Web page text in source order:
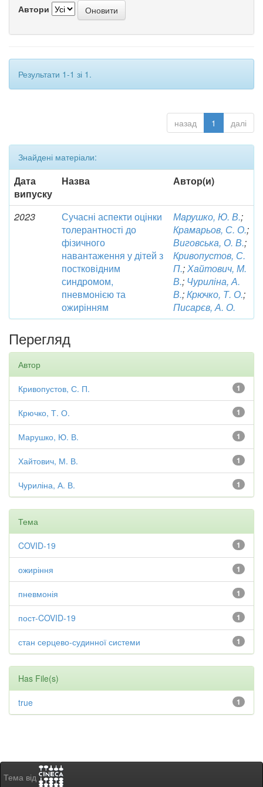
Автори
Результати 1-1 зі 1.
назад 1 далі
Знайдені матеріали:
Дата
випуску
Назва Автор(и)
2023
Сучасні аспекти оцінки
толерантності до
фізичного
навантаження у дітей з
постковідним
синдромом,
пневмонією та
ожирінням
Марушко, Ю. В.;
Крамарьов, С. О.;
Виговська, О. В.;
Кривопустов, С.
П.;Хайтович, М.
В.; Чуриліна, А.
В.;Крючко, Т. О.;
Писарєв, А. О.
Перегляд
Автор
1
Кривопустов, С. П.
1
Крючко, Т. О.
1
Марушко, Ю. В.
1
Хайтович, М. В.
1
Чуриліна, А. В.
Тема
1
COVID-19
1
ожиріння
1
пневмонія
1
пост-COVID-19
1
стан серцево-судинної системи
Has File(s)
1
true
Тема від